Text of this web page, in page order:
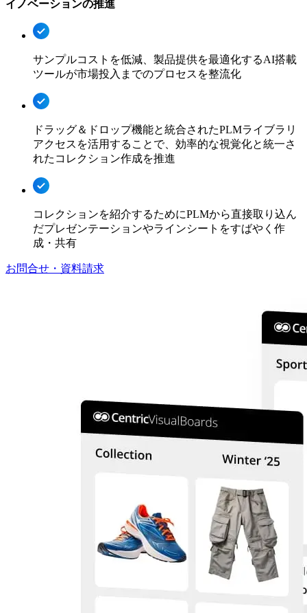
イノベーションの推進
サンプルコストを低減、製品提供を最適化するAI搭載
ツールが市場投入までのプロセスを整流化
ドラッグ＆ドロップ機能と統合されたPLMライブラリ
アクセスを活用することで、効率的な視覚化と統一さ
れたコレクション作成を推進
コレクションを紹介するためにPLMから直接取り込ん
だプレゼンテーションやラインシートをすばやく作
成・共有
お問合せ・資料請求